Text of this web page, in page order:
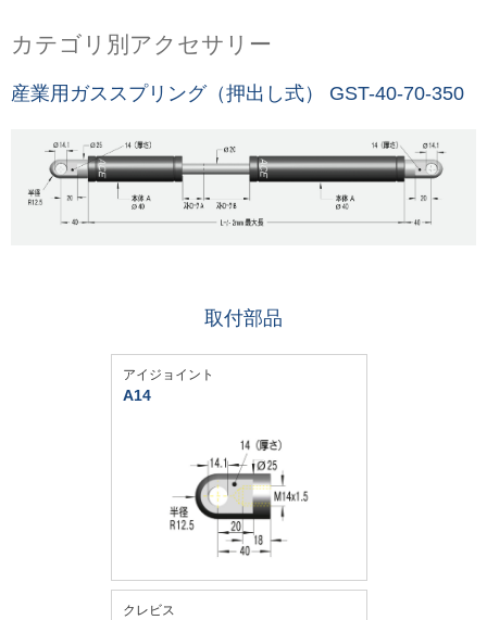
カテゴリ別アクセサリー
産業用ガススプリング（押出し式） GST-40-70-350
取付部品
アイジョイント
A14
クレビス